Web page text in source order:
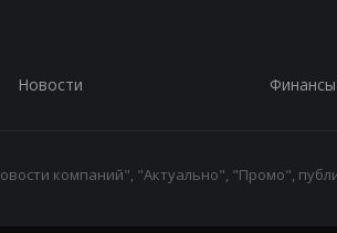
Новости Финансы
компаний", "Актуально", "Промо",